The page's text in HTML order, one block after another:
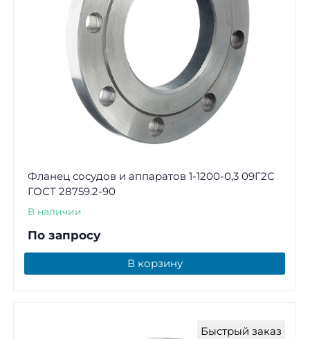
Фланец сосудов и аппаратов 1-1200-0,3 09Г2С
ГОСТ 28759.2-90
В наличии
По запросу
В корзину
Быстрый заказ